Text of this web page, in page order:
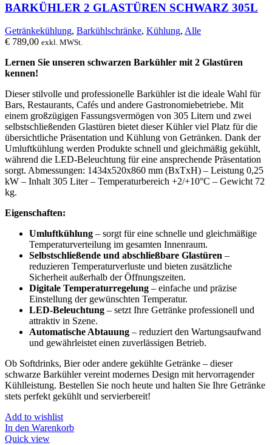
BARKÜHLER 2 GLASTÜREN SCHWARZ 305L
Getränkekühlung, Barkühlschränke, Kühlung, Alle
€ 789,00 exkl. MWSt.
Lernen Sie unseren schwarzen Barkühler mit 2 Glastüren
kennen!
Dieser stilvolle und professionelle Barkühler ist die ideale Wahl für
Bars, Restaurants, Cafés und andere Gastronomiebetriebe. Mit
einem großzügigen Fassungsvermögen von 305 Litern und zwei
selbstschließenden Glastüren bietet dieser Kühler viel Platz für die
übersichtliche Präsentation und Kühlung von Getränken. Dank der
Umluftkühlung werden Produkte schnell und gleichmäßig gekühlt,
während die LED-Beleuchtung für eine ansprechende Präsentation
sorgt. Abmessungen: 1434x520x860 mm (BxTxH) – Leistung 0,25
kW – Inhalt 305 Liter – Temperaturbereich +2/+10°C – Gewicht 72
kg.
Eigenschaften:
Umluftkühlung – sorgt für eine schnelle und gleichmäßige
Temperaturverteilung im gesamten Innenraum.
Selbstschließende und abschließbare Glastüren –
reduzieren Temperaturverluste und bieten zusätzliche
Sicherheit außerhalb der Öffnungszeiten.
Digitale Temperaturregelung – einfache und präzise
Einstellung der gewünschten Temperatur.
LED-Beleuchtung – setzt Ihre Getränke professionell und
attraktiv in Szene.
Automatische Abtauung – reduziert den Wartungsaufwand
und gewährleistet einen zuverlässigen Betrieb.
Ob Softdrinks, Bier oder andere gekühlte Getränke – dieser
schwarze Barkühler vereint modernes Design mit hervorragender
Kühlleistung. Bestellen Sie noch heute und halten Sie Ihre Getränke
stets perfekt gekühlt und servierbereit!
Add to wishlist
In den Warenkorb
Quick view